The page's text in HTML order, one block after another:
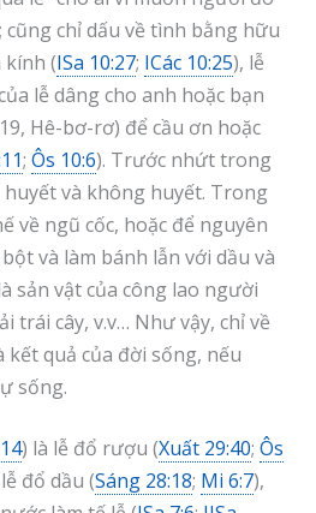
chỉ dấu về tình bằng hữu
kính (ISa 10:27; ICác 10:25), lễ
lễ dâng cho anh hoặc bạn
Hê-bơ-rơ) để cầu ơn hoặc
; Ôs 10:6). Trước nhứt trong
huyết và không huyết. Trong
về ngũ cốc, hoặc để nguyên
và làm bánh lẫn với dầu và
sản vật của công lao người
trái cây, v.v… Như vậy, chỉ về
quả của đời sống, nếu
sống.
) là lễ đổ rượu (Xuất 29:40; Ôs
đổ dầu (Sáng 28:18; Mi 6:7),